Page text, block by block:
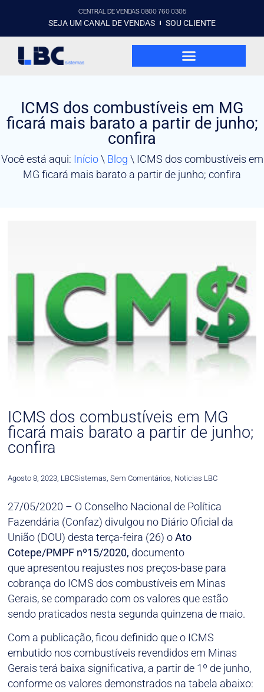
CENTRAL DE VENDAS 0800 760 0305
SEJA UM CANAL DE VENDAS SOU CLIENTE
ICMS dos combustíveis em MG
ficará mais barato a partir de junho;
confira
Você está aqui: Início\ Blog \ ICMS dos combustíveis em
MG ficará mais barato a partir de junho; confira
ICMS dos combustíveis em MG
ficará mais barato a partir de junho;
confira
Agosto 8, 2023, LBCSistemas, Sem Comentários, Noticias LBC
27/05/2020 – O Conselho Nacional de Política
Fazendária (Confaz) divulgou no Diário Oficial da
União (DOU) desta terça-feira (26) oAto
Cotepe/PMPF nº15/2020, documento
que apresentou reajustes nos preços-base para
cobrança do ICMS dos combustíveis em Minas
Gerais, se comparado com os valores que estão
sendo praticados nesta segunda quinzena de maio.
Com a publicação, ficou definido que o ICMS
embutido nos combustíveis revendidos em Minas
Gerais terá baixa significativa, a partir de 1º de junho,
conforme os valores demonstrados na tabela abaixo: